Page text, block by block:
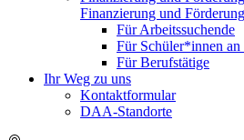
Finanzierung und Förderung
Für Arbeitssuchende
Für Schüler*innen an
Für Berufstätige
Ihr Weg zu uns
Kontaktformular
DAA-Standorte